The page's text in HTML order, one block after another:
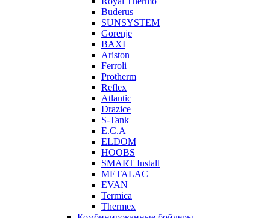
Buderus
SUNSYSTEM
Gorenje
BAXI
Ariston
Ferroli
Protherm
Reflex
Atlantic
Drazice
S-Tank
E.C.A
ELDOM
HOOBS
SMART Install
METALAC
EVAN
Termica
Thermex